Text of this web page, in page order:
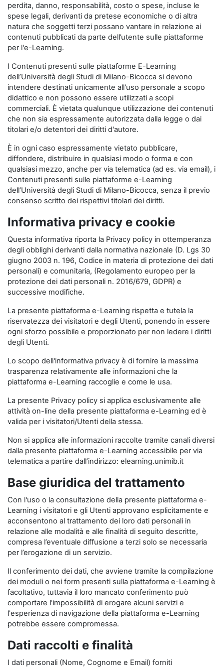
perdita, danno, responsabilità, costo o spese, incluse le
spese legali, derivanti da pretese economiche o di altra
natura che soggetti terzi possano vantare in relazione ai
contenuti pubblicati da parte dell’utente sulle piattaforme
per l'e-Learning.
I Contenuti presenti sulle piattaforme E-Learning
dell’Università degli Studi di Milano-Bicocca si devono
intendere destinati unicamente all'uso personale a scopo
didattico e non possono essere utilizzati a scopi
commerciali. È vietata qualunque utilizzazione dei contenuti
che non sia espressamente autorizzata dalla legge o dai
titolari e/o detentori dei diritti d'autore.
È in ogni caso espressamente vietato pubblicare,
diffondere, distribuire in qualsiasi modo o forma e con
qualsiasi mezzo, anche per via telematica (ad es. via email), i
Contenuti presenti sulle piattaforme e-Learning
dell’Università degli Studi di Milano-Bicocca, senza il previo
consenso scritto dei rispettivi titolari dei diritti.
Informativa privacy e cookie
Questa informativa riporta la Privacy policy in ottemperanza
degli obblighi derivanti dalla normativa nazionale (D. Lgs 30
giugno 2003 n. 196, Codice in materia di protezione dei dati
personali) e comunitaria, (Regolamento europeo per la
protezione dei dati personali n. 2016/679, GDPR) e
successive modifiche.
La presente piattaforma e-Learning rispetta e tutela la
riservatezza dei visitatori e degli Utenti, ponendo in essere
ogni sforzo possibile e proporzionato per non ledere i diritti
degli Utenti.
Lo scopo dell'informativa privacy è di fornire la massima
trasparenza relativamente alle informazioni che la
piattaforma e-Learning raccoglie e come le usa.
La presente Privacy policy si applica esclusivamente alle
attività on-line della presente piattaforma e-Learning ed è
valida per i visitatori/Utenti della stessa.
Non si applica alle informazioni raccolte tramite canali diversi
dalla presente piattaforma e-Learning accessibile per via
telematica a partire dall’indirizzo: elearning.unimib.it
Base giuridica del trattamento
Con l'uso o la consultazione della presente piattaforma e-
Learning i visitatori e gli Utenti approvano esplicitamente e
acconsentono al trattamento dei loro dati personali in
relazione alle modalità e alle finalità di seguito descritte,
compresa l’eventuale diffusione a terzi solo se necessaria
per l’erogazione di un servizio.
Il conferimento dei dati, che avviene tramite la compilazione
dei moduli o nei form presenti sulla piattaforma e-Learning è
facoltativo, tuttavia il loro mancato conferimento può
comportare l'impossibilità di erogare alcuni servizi e
l'esperienza di navigazione della piattaforma e-Learning
potrebbe essere compromessa.
Dati raccolti e finalità
I dati personali (Nome, Cognome e Email) forniti